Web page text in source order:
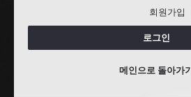
회원가입
로그인
메인으로 돌아가기